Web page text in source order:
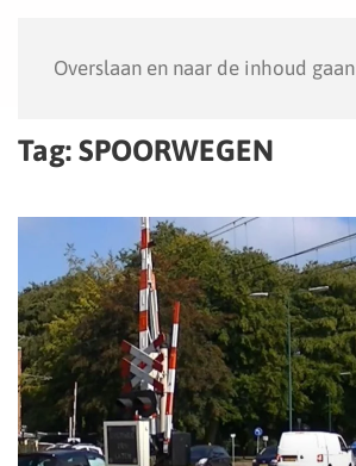
Overslaan en naar de inhoud gaan
Tag: SPOORWEGEN